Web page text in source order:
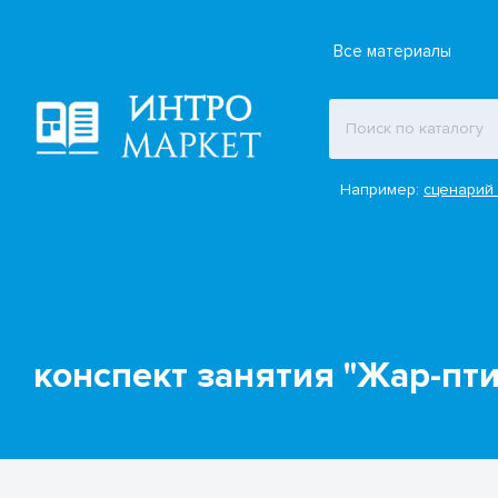
Все материалы
Например:сценарий
конспект занятия "Жар-